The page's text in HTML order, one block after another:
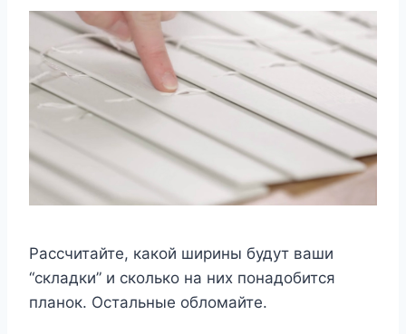
Рассчитайте, какой ширины будут ваши
“складки” и сколько на них понадобится
планок. Остальные обломайте.